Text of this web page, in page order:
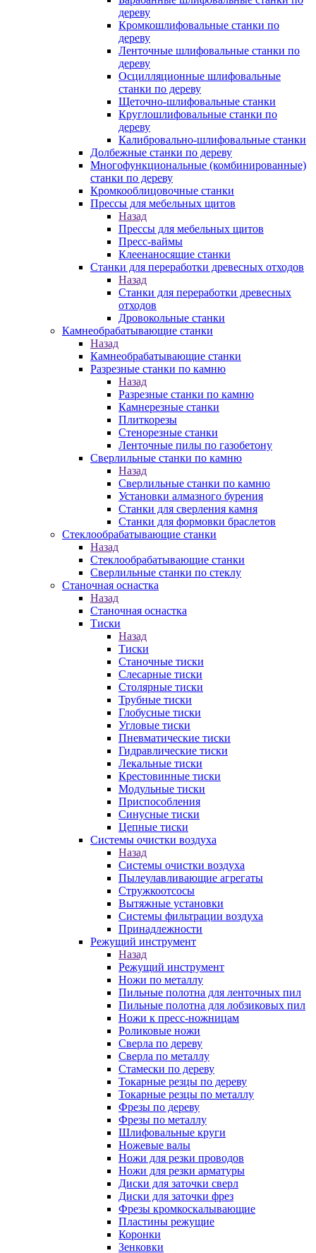
дереву
Кромкошлифовальные станки по
дереву
Ленточные шлифовальные станки по
дереву
Осцилляционные шлифовальные
станки по дереву
Щеточно-шлифовальные станки
Круглошлифовальные станки по
дереву
Калибровально-шлифовальные станки
Долбежные станки по дереву
Многофункциональные (комбинированные)
станки по дереву
Кромкооблицовочные станки
Прессы для мебельных щитов
Назад
Прессы для мебельных щитов
Пресс-ваймы
Клеенаносящие станки
Станки для переработки древесных отходов
Назад
Станки для переработки древесных
отходов
Дровокольные станки
Камнеобрабатывающие станки
Назад
Камнеобрабатывающие станки
Разрезные станки по камню
Назад
Разрезные станки по камню
Камнерезные станки
Плиткорезы
Стенорезные станки
Ленточные пилы по газобетону
Сверлильные станки по камню
Назад
Сверлильные станки по камню
Установки алмазного бурения
Станки для сверления камня
Станки для формовки браслетов
Стеклообрабатывающие станки
Назад
Стеклообрабатывающие станки
Сверлильные станки по стеклу
Станочная оснастка
Назад
Станочная оснастка
Тиски
Назад
Тиски
Станочные тиски
Слесарные тиски
Столярные тиски
Трубные тиски
Глобусные тиски
Угловые тиски
Пневматические тиски
Гидравлические тиски
Лекальные тиски
Крестовинные тиски
Модульные тиски
Приспособления
Синусные тиски
Цепные тиски
Системы очистки воздуха
Назад
Системы очистки воздуха
Пылеулавливающие агрегаты
Стружкоотсосы
Вытяжные установки
Системы фильтрации воздуха
Принадлежности
Режущий инструмент
Назад
Режущий инструмент
Ножи по металлу
Пильные полотна для ленточных пил
Пильные полотна для лобзиковых пил
Ножи к пресс-ножницам
Роликовые ножи
Сверла по дереву
Сверла по металлу
Стамески по дереву
Токарные резцы по дереву
Токарные резцы по металлу
Фрезы по дереву
Фрезы по металлу
Шлифовальные круги
Ножевые валы
Ножи для резки проводов
Ножи для резки арматуры
Диски для заточки сверл
Диски для заточки фрез
Фрезы кромкоскалывающие
Пластины режущие
Коронки
Зенковки